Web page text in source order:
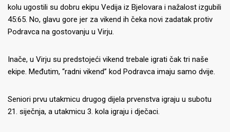
kolu ugostili su dobru ekipu Vedija iz Bjelovara i nažalost izgubili
45:65. No, glavu gore jer za vikend ih čeka novi zadatak protiv
Podravca na gostovanju u Virju.
Inače, u Virju su predstojeći vikend trebale igrati čak tri naše
ekipe. Međutim, “radni vikend” kod Podravca imaju samo dvije.
Seniori prvu utakmicu drugog dijela prvenstva igraju u subotu
21. siječnja, a utakmicu 3. kola igraju i dječaci.